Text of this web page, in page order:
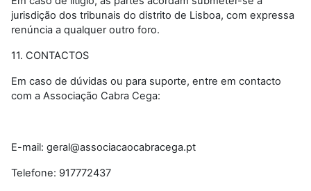
jurisdição dos tribunais do distrito de Lisboa, com expressa
renúncia a qualquer outro foro.
11. CONTACTOS
Em caso de dúvidas ou para suporte, entre em contacto
com a Associação Cabra Cega:
E-mail: geral@associacaocabracega.pt
Telefone: 917772437